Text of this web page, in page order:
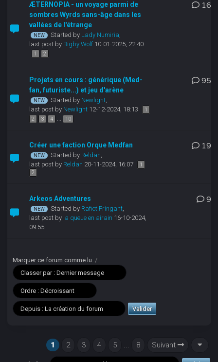
ÆTERNOPIA - un voyage parmi de
sombres Wyrds sans-âge dans les
vallées de l'étrange
Started by Lady Numiria,
last post by Bigby Wolf10-01-2025, 22:40
1 2
16
Projets en cours : générique (Med-
fan, futuriste...) et jeu d'arène
Started by Newlight,
last post by Newlight12-12-2024, 18:13
1
2
3 4 ... 10
95
Créer une faction Orque Medfan
Started by Reldan,
last post by Reldan 20-11-2024, 16:07
1
2
19
Arkeos Adventures
Started by Rafiot Fringant,
last post by la queue en airain 16-10-2024,
09:55
9
Marquer ce forum comme lu /
1 2 3 4 5 ... 8 Suivant